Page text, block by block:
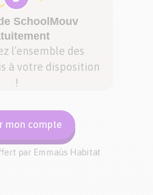
SchoolMouv
l’ensemble des
à votre disposition
!
mon compte
par Emmaüs Habitat